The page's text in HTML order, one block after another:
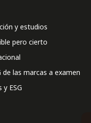
y estudios
pero cierto
de las marcas a examen
y ESG